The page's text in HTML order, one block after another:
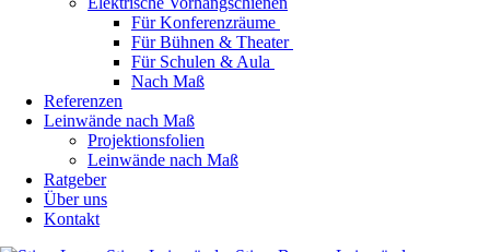
Für Konferenzräume
Für Bühnen & Theater
Für Schulen & Aula
Nach Maß
Referenzen
Leinwände nach Maß
Projektionsfolien
Leinwände nach Maß
Ratgeber
Über uns
Kontakt